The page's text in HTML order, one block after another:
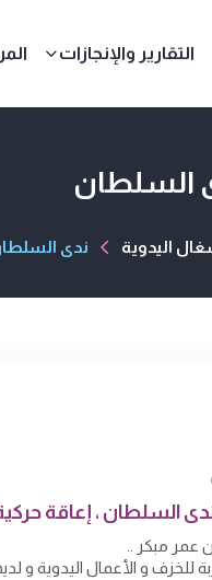
التقارير والإنجازات
السلطان
اليدوية ندى
السلطان ، إعاقة
مبكر ..
للخزف و الأعمال اليدوية و